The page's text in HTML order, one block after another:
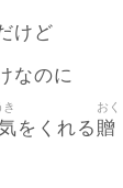
けど
なのに
き
をくれる 贈
おく